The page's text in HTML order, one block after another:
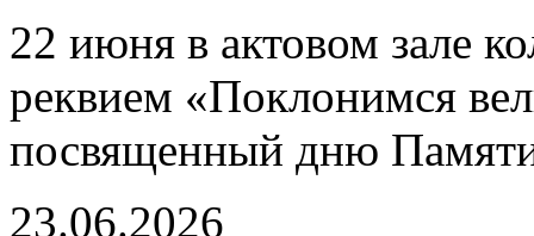
22 июня в актовом зале
реквием «Поклонимся
посвященный дню
23.06.2026